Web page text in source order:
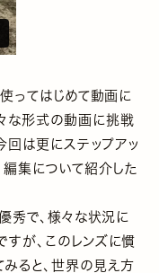
ってはじめて動画に
な形式の動画に挑戦
回は更にステップアッ
編集について紹介した
秀で、様々な状況に
すが、このレンズに慣
みると、世界の見え方